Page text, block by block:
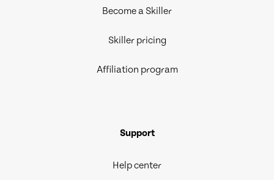
Become a Skiller
Skiller pricing
Affiliation program
Support
Help center